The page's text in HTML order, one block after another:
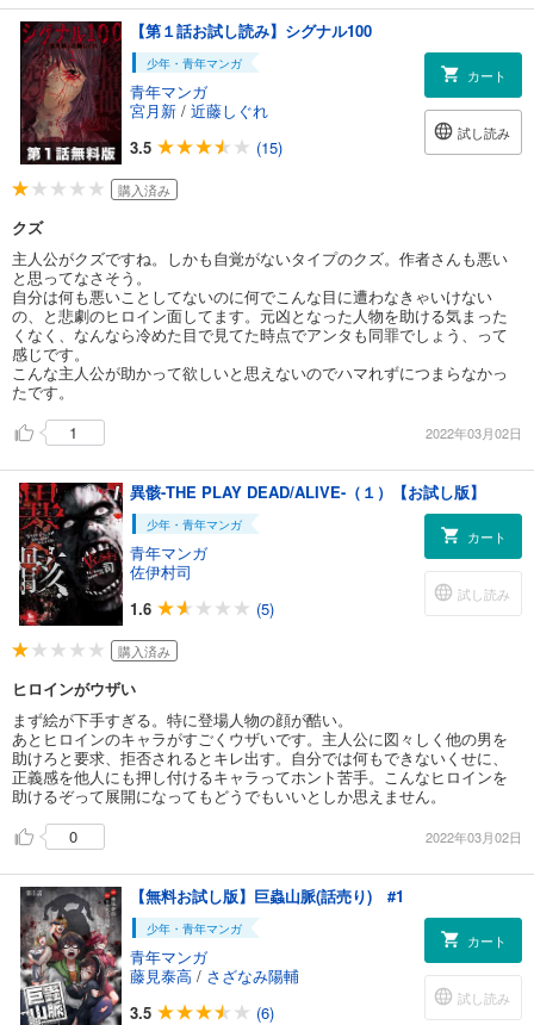
【第１話お試し読み】シグナル100
少年・青年マンガ
青年マンガ
宮月新 / 近藤しぐれ
3.5
(15)
カート
試し読み
購入済み
クズ
主人公がクズですね。しかも自覚がないタイプのクズ。作者さんも悪い
と思ってなさそう。
自分は何も悪いことしてないのに何でこんな目に遭わなきゃいけない
の、と悲劇のヒロイン面してます。元凶となった人物を助ける気まった
くなく、なんなら冷めた目で見てた時点でアンタも同罪でしょう、って
感じです。
こんな主人公が助かって欲しいと思えないのでハマれずにつまらなかっ
たです。
1
2022年03月02日
異骸-THE PLAY DEAD/ALIVE-（１）【お試し版】
少年・青年マンガ
青年マンガ
佐伊村司
1.6
(5)
カート
試し読み
購入済み
ヒロインがウザい
まず絵が下手すぎる。特に登場人物の顔が酷い。
あとヒロインのキャラがすごくウザいです。主人公に図々しく他の男を
助けろと要求、拒否されるとキレ出す。自分では何もできないくせに、
正義感を他人にも押し付けるキャラってホント苦手。こんなヒロインを
助けるぞって展開になってもどうでもいいとしか思えません。
0
2022年03月02日
【無料お試し版】巨蟲山脈(話売り) #1
少年・青年マンガ
青年マンガ
藤見泰高 / さざなみ陽輔
3.5
(6)
カート
試し読み